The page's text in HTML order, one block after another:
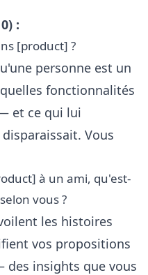
:
[product] ?
personne est un
fonctionnalités
et ce qui lui
Vous
à un ami, qu'est-
vous ?
les histoires
vos propositions
des insights que vous